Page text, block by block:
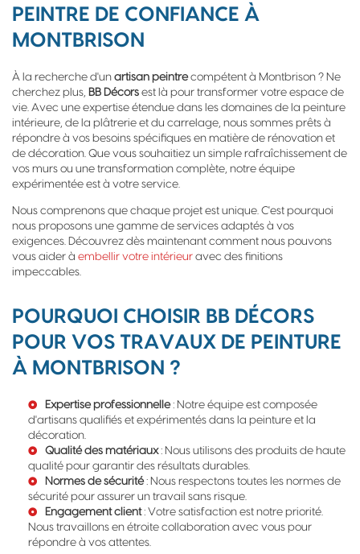
PEINTRE DE CONFIANCE À
MONTBRISON
À la recherche d'un artisan peintrecompétent à Montbrison ? Ne
cherchez plus, BB Décors est là pour transformer votre espace de
vie. Avec une expertise étendue dans les domaines de la peinture
intérieure, de la plâtrerie et du carrelage, nous sommes prêts à
répondre à vos besoins spécifiques en matière de rénovation et
de décoration. Que vous souhaitiez un simple rafraîchissement de
vos murs ou une transformation complète, notre équipe
expérimentée est à votre service.
Nous comprenons que chaque projet est unique. C'est pourquoi
nous proposons une gamme de services adaptés à vos
exigences. Découvrez dès maintenant comment nous pouvons
vous aider à embellir votre intérieur avec des finitions
impeccables.
POURQUOI CHOISIR BB DÉCORS
POUR VOS TRAVAUX DE PEINTURE
À MONTBRISON ?
Expertise professionnelle: Notre équipe est composée
d'artisans qualifiés et expérimentés dans la peinture et la
décoration.
Qualité des matériaux: Nous utilisons des produits de haute
qualité pour garantir des résultats durables.
Normes de sécurité: Nous respectons toutes les normes de
sécurité pour assurer un travail sans risque.
Engagement client: Votre satisfaction est notre priorité.
Nous travaillons en étroite collaboration avec vous pour
répondre à vos attentes.